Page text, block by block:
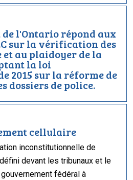
de l'Ontario répond aux
sur la vérification des
et au plaidoyer de la
la loi
2015 sur la réforme de
dossiers de police.
cellulaire
inconstitutionnelle de
devant les tribunaux et le
fédéral à